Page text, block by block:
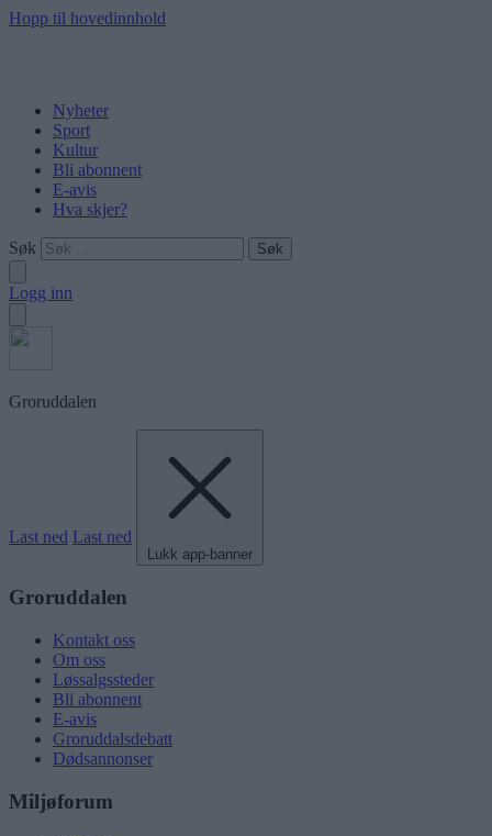
Hopp til hovedinnhold
Nyheter
Sport
Kultur
Bli abonnent
E-avis
Hva skjer?
Søk
Logg inn
Groruddalen
Last ned Last ned
Lukk app-banner
Groruddalen
Kontakt oss
Om oss
Løssalgssteder
Bli abonnent
E-avis
Groruddalsdebatt
Dødsannonser
Miljøforum